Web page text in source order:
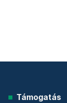
Támogatás